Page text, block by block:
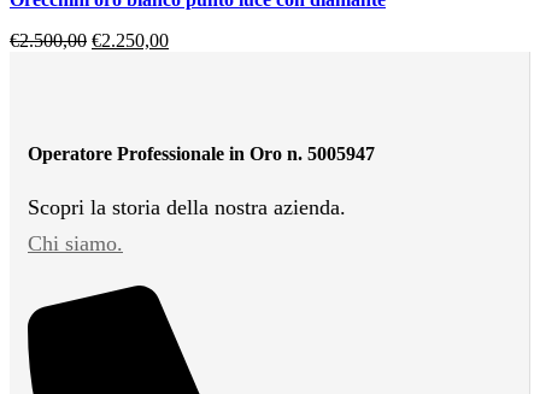
€2.500,00 €2.250,00
Operatore Professionale in Oro n. 5005947
Scopri la storia della nostra azienda.
Chi siamo.